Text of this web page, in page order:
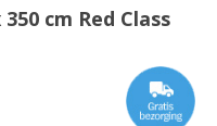
cm Red Class